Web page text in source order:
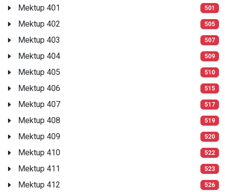
Mektup 401 501
Mektup 402 505
Mektup 403 507
Mektup 404 509
Mektup 405 510
Mektup 406 515
Mektup 407 517
Mektup 408 519
Mektup 409 520
Mektup 410 522
Mektup 411 523
Mektup 412 526